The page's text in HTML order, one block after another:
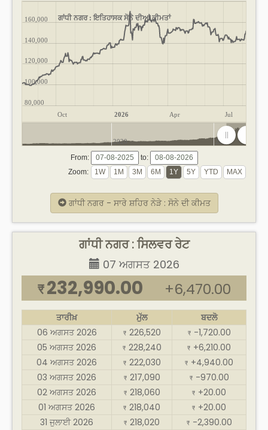
ਗਾਂਧੀ ਨਗਰ : ਇਤਿਹਾਸਕ ਸੋਨੇ ਦੀਆਂ ਕੀਮਤਾਂ
Oct 2026 Apr Jul
80,000
100,000
120,000
140,000
160,000
2020 2025
From:
to:
Zoom:
ਗਾਂਧੀ ਨਗਰ - ਸਾਰੇ ਸ਼ਹਿਰ ਨੇੜੇ : ਸੋਨੇ ਦੀ ਕੀਮਤ
ਗਾਂਧੀ ਨਗਰ : ਸਿਲਵਰ ਰੇਟ
07 ਅਗਸਤ 2026
₹ 232,990.00 +6,470.00
ਤਾਰੀਖ਼ ਮੁੱਲ
ਬਦਲੋ
06 ਅਗਸਤ 2026
₹ 226,520 ₹ -1,720.00
05 ਅਗਸਤ 2026
₹ 228,240 ₹ +6,210.00
04 ਅਗਸਤ 2026
₹ 222,030 ₹ +4,940.00
03 ਅਗਸਤ 2026
₹ 217,090 ₹ -970.00
02 ਅਗਸਤ 2026
₹ 218,060 ₹ +20.00
01 ਅਗਸਤ 2026
₹ 218,040 ₹ +20.00
31 ਜੁਲਾਈ 2026
₹ 218,020 ₹ -2,390.00